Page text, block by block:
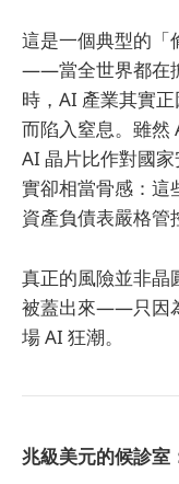
這是一個典型的「
——當全世界都在
時，AI 產業其實
而陷入窒息。雖
AI 晶片比作對國
實卻相當骨感：這
資產負債表嚴格管
真正的風險並非晶
被蓋出來——只因
場 AI 狂潮。
兆級美元的候診室